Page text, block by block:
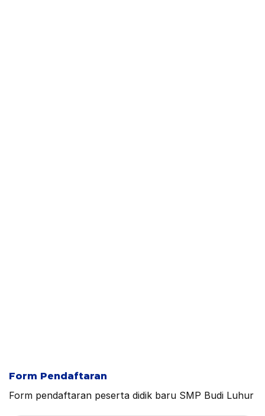
Form Pendaftaran
Form pendaftaran peserta didik baru SMP Budi Luhur